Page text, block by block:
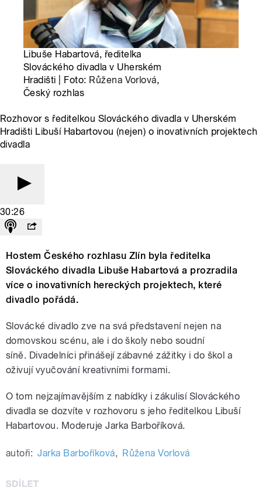
Libuše Habartová, ředitelka
Slováckého divadla v Uherském
Hradišti | Foto: Růžena Vorlová,
Český rozhlas
Rozhovor s ředitelkou Slováckého divadla v Uherském
Hradišti Libuší Habartovou (nejen) o inovativních projektech
divadla
30:26
Hostem Českého rozhlasu Zlín byla ředitelka
Slováckého divadla Libuše Habartová a prozradila
více o inovativních hereckých projektech, které
divadlo pořádá.
Slovácké divadlo zve na svá představení nejen na
domovskou scénu, ale i do školy nebo soudní
síně. Divadelníci přinášejí zábavné zážitky i do škol a
oživují vyučování kreativními formami.
O tom nejzajímavějším z nabídky i zákulisí Slováckého
divadla se dozvíte v rozhovoru s jeho ředitelkou Libuší
Habartovou. Moderuje Jarka Barboříková.
autoři: Jarka Barboříková, Růžena Vorlová